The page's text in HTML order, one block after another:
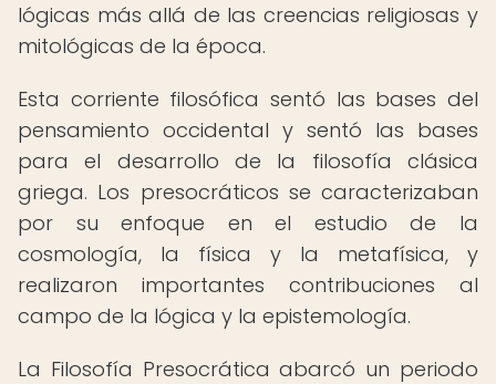
lógicas más allá de las creencias religiosas y
mitológicas de la época.
Esta corriente filosófica sentó las bases del
pensamiento occidental y sentó las bases
para el desarrollo de la filosofía clásica
griega. Los presocráticos se caracterizaban
por su enfoque en el estudio de la
cosmología, la física y la metafísica, y
realizaron importantes contribuciones al
campo de la lógica y la epistemología.
La Filosofía Presocrática abarcó un periodo